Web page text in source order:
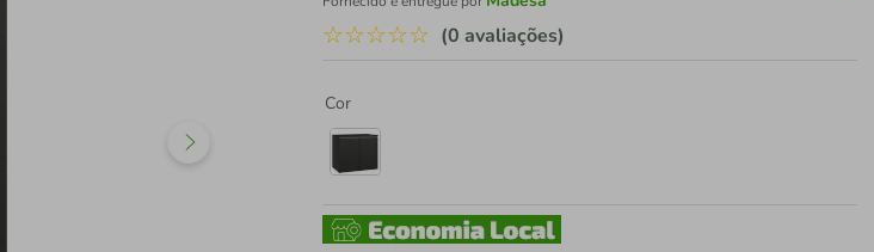
☆☆☆☆☆ (0 avaliações)
Cor